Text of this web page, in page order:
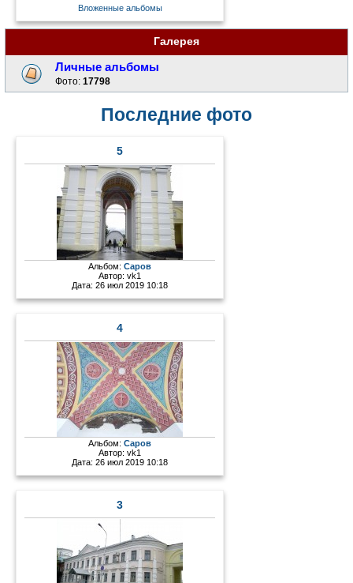
Вложенные альбомы
Галерея
Личные альбомы
Фото:17798
Последние фото
5
Альбом:Саров
Автор:vk1
Дата: 26 июл 2019 10:18
4
Альбом:Саров
Автор:vk1
Дата: 26 июл 2019 10:18
3